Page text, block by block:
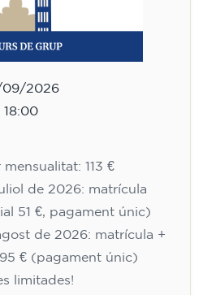
09/2026
18:00
113 €
de 2026: matrícula
51 €, pagament únic)
de 2026: matrícula +
€ (pagament únic)
limitades!